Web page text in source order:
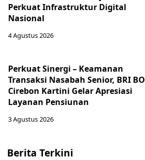
Perkuat Infrastruktur Digital
Nasional
4 Agustus 2026
Perkuat Sinergi – Keamanan
Transaksi Nasabah Senior, BRI BO
Cirebon Kartini Gelar Apresiasi
Layanan Pensiunan
3 Agustus 2026
Berita Terkini